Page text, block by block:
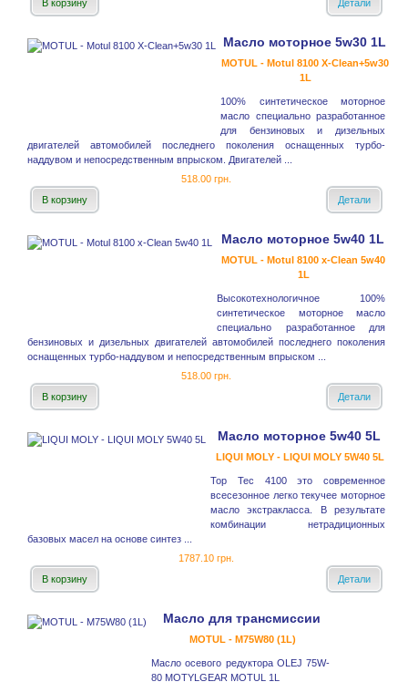
В корзину
Детали
Масло моторное 5w30 1L
MOTUL - Motul 8100 X-Clean+5w30
1L
100% синтетическое моторное
масло специально разработанное
для бензиновых и дизельных
двигателей автомобилей последнего поколения оснащенных турбо-
наддувом и непосредственным впрыском. Двигателей ...
518.00 грн.
В корзину
Детали
Масло моторное 5w40 1L
MOTUL - Motul 8100 x-Clean 5w40
1L
Высокотехнологичное 100%
синтетическое моторное масло
специально разработанное для
бензиновых и дизельных двигателей автомобилей последнего поколения
оснащенных турбо-наддувом и непосредственным впрыском ...
518.00 грн.
В корзину
Детали
Масло моторное 5w40 5L
LIQUI MOLY - LIQUI MOLY 5W40 5L
Top Tec 4100 это современное
всесезонное легко текучее моторное
масло экстракласса. В результате
комбинации нетрадиционных
базовых масел на основе синтез ...
1787.10 грн.
В корзину
Детали
Масло для трансмиссии
MOTUL - M75W80 (1L)
Масло осевого редуктора OLEJ 75W-
80 MOTYLGEAR MOTUL 1L